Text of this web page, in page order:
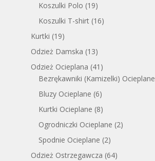
Koszulki Polo (19)
Koszulki T-shirt (16)
Kurtki (19)
Odzież Damska (13)
Odzież Ocieplana (41)
Bezrękawniki (Kamizelki) Ocieplane
Bluzy Ocieplane (6)
Kurtki Ocieplane (8)
Ogrodniczki Ocieplane (2)
Spodnie Ocieplane (2)
Odzież Ostrzegawcza (64)